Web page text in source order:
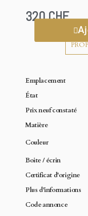
320 CHF
Emplacement
État
Prix neuf constaté
Matière
Couleur
Boite / écrin
Certificat d'origine
Plus d'informations
Code annonce